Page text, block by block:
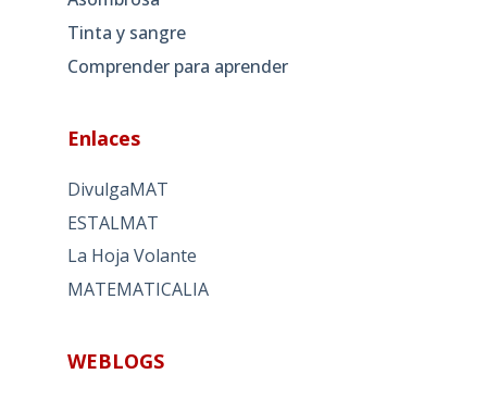
Tinta y sangre
Comprender para aprender
Enlaces
DivulgaMAT
ESTALMAT
La Hoja Volante
MATEMATICALIA
WEBLOGS